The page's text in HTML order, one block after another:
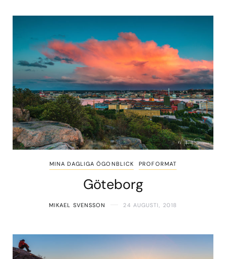
MINA DAGLIGA ÖGONBLICK PROFORMAT
Göteborg
MIKAEL SVENSSON 24 AUGUSTI, 2018